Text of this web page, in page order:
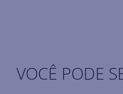
VOCÊ PODE